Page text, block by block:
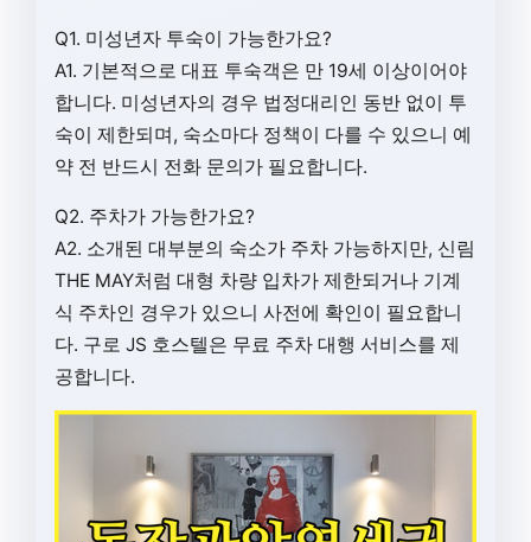
Q1. 미성년자 투숙이 가능한가요?
A1. 기본적으로 대표 투숙객은 만 19세 이상이어야
합니다. 미성년자의 경우 법정대리인 동반 없이 투
숙이 제한되며, 숙소마다 정책이 다를 수 있으니 예
약 전 반드시 전화 문의가 필요합니다.
Q2. 주차가 가능한가요?
A2. 소개된 대부분의 숙소가 주차 가능하지만, 신림
THE MAY처럼 대형 차량 입차가 제한되거나 기계
식 주차인 경우가 있으니 사전에 확인이 필요합니
다. 구로 JS 호스텔은 무료 주차 대행 서비스를 제
공합니다.